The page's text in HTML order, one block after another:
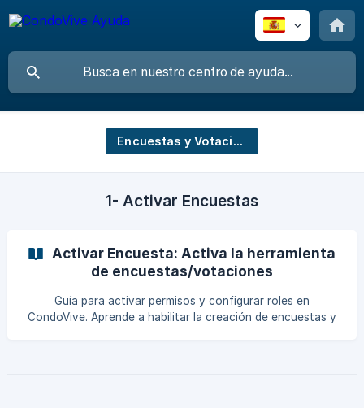
Encuestas y Votaciones
1- Activar Encuestas
Activar Encuesta: Activa la herramienta
de encuestas/votaciones
Guía para activar permisos y configurar roles en
CondoVive. Aprende a habilitar la creación de encuestas y